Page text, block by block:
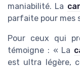
maniabilité. La
parfaite pour mes
Pour ceux qui
témoigne : « La
est ultra légère,